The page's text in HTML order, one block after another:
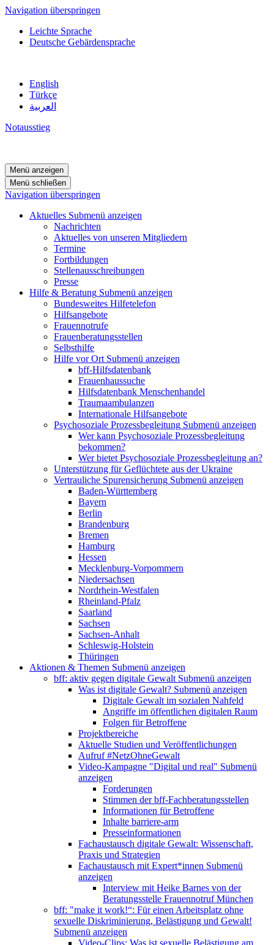
Navigation überspringen
Leichte Sprache
Deutsche Gebärdensprache
English
Türkçe
العربية
Notausstieg
Menü anzeigen
Menü schließen
Navigation überspringen
Aktuelles Submenü anzeigen
Nachrichten
Aktuelles von unseren Mitgliedern
Termine
Fortbildungen
Stellenausschreibungen
Presse
Hilfe & Beratung Submenü anzeigen
Bundesweites Hilfetelefon
Hilfsangebote
Frauennotrufe
Frauenberatungsstellen
Selbsthilfe
Hilfe vor Ort Submenü anzeigen
bff-Hilfsdatenbank
Frauenhaussuche
Hilfsdatenbank Menschenhandel
Traumaambulanzen
Internationale Hilfsangebote
Psychosoziale Prozessbegleitung Submenü anzeigen
Wer kann Psychosoziale Prozessbegleitung
bekommen?
Wer bietet Psychosoziale Prozessbegleitung an?
Unterstützung für Geflüchtete aus der Ukraine
Vertrauliche Spurensicherung Submenü anzeigen
Baden-Württemberg
Bayern
Berlin
Brandenburg
Bremen
Hamburg
Hessen
Mecklenburg-Vorpommern
Niedersachsen
Nordrhein-Westfalen
Rheinland-Pfalz
Saarland
Sachsen
Sachsen-Anhalt
Schleswig-Holstein
Thüringen
Aktionen & Themen Submenü anzeigen
bff: aktiv gegen digitale Gewalt Submenü anzeigen
Was ist digitale Gewalt? Submenü anzeigen
Digitale Gewalt im sozialen Nahfeld
Angriffe im öffentlichen digitalen Raum
Folgen für Betroffene
Projektbereiche
Aktuelle Studien und Veröffentlichungen
Aufruf #NetzOhneGewalt
Video-Kampagne "Digital und real" Submenü
anzeigen
Forderungen
Stimmen der bff-Fachberatungsstellen
Informationen für Betroffene
Inhalte barriere-arm
Presseinformationen
Fachaustausch digitale Gewalt: Wissenschaft,
Praxis und Strategien
Fachaustausch mit Expert*innen Submenü
anzeigen
Interview mit Heike Barnes von der
Beratungsstelle Frauennotruf München
bff: "make it work!“: Für einen Arbeitsplatz ohne
sexuelle Diskriminierung, Belästigung und Gewalt!
Submenü anzeigen
Video-Clips: Was ist sexuelle Belästigung am